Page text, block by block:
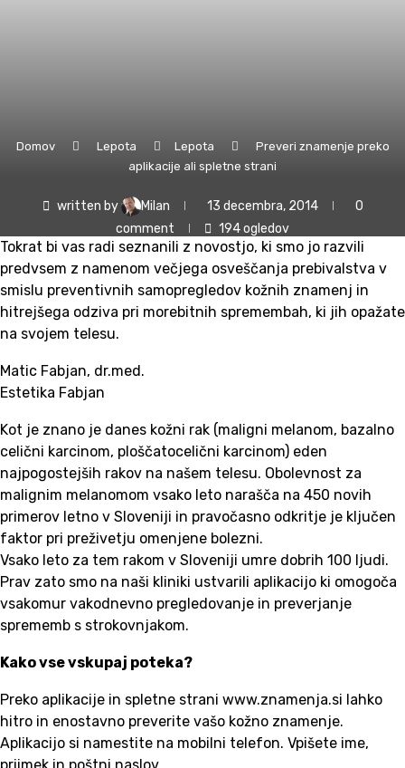
Domov Lepota Lepota
Preveri znamenje preko
aplikacije ali spletne strani
written by Milan 13 decembra, 2014
0
comment
194ogledov
Tokrat bi vas radi seznanili z novostjo, ki smo jo razvili
predvsem z namenom večjega osveščanja prebivalstva v
smislu preventivnih samopregledov kožnih znamenj in
hitrejšega odziva pri morebitnih spremembah, ki jih opažate
na svojem telesu.
Matic Fabjan, dr.med.
Estetika Fabjan
Kot je znano je danes kožni rak (maligni melanom, bazalno
celični karcinom, ploščatocelični karcinom) eden
najpogostejših rakov na našem telesu. Obolevnost za
malignim melanomom vsako leto narašča na 450 novih
primerov letno v Sloveniji in pravočasno odkritje je ključen
faktor pri preživetju omenjene bolezni.
Vsako leto za tem rakom v Sloveniji umre dobrih 100 ljudi.
Prav zato smo na naši kliniki ustvarili aplikacijo ki omogoča
vsakomur vakodnevno pregledovanje in preverjanje
sprememb s strokovnjakom.
Kako vse vskupaj poteka?
Preko aplikacije in spletne strani www.znamenja.si lahko
hitro in enostavno preverite vašo kožno znamenje.
Aplikacijo si namestite na mobilni telefon. Vpišete ime,